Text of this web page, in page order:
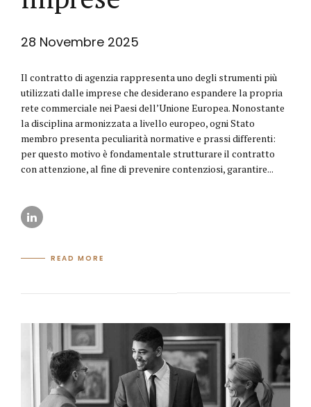
28 Novembre 2025
Il contratto di agenzia rappresenta uno degli strumenti più
utilizzati dalle imprese che desiderano espandere la propria
rete commerciale nei Paesi dell’Unione Europea. Nonostante
la disciplina armonizzata a livello europeo, ogni Stato
membro presenta peculiarità normative e prassi differenti:
per questo motivo è fondamentale strutturare il contratto
con attenzione, al fine di prevenire contenziosi, garantire...
READ MORE